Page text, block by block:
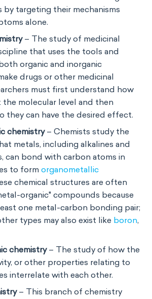
by targeting their mechanisms
alone.
– The study of medicinal
that uses the tools and
organic and inorganic
drugs or other medicinal
must first understand how
molecular level and then
they can have the desired effect.
chemistry– Chemists study the
metals, including alkalines and
can bond with carbon atoms in
to form organometallic
chemical structures are often
organic" compounds because
one metal-carbon bonding pair;
types may also exist like boron,
chemistry– The study of how the
or other properties relating to
interrelate with each other.
– This branch of chemistry